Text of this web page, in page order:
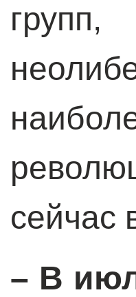
сейчас
– В